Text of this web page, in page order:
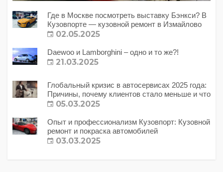
Где в Москве посмотреть выставку Бэнкси? В
Кузовпорте — кузовной ремонт в Измайлово
02.05.2025
Daewoo и Lamborghini – одно и то же?!
21.03.2025
Глобальный кризис в автосервисах 2025 года:
Причины, почему клиентов стало меньше и что
с этим делать?
05.03.2025
Опыт и профессионализм Кузовпорт: Кузовной
ремонт и покраска автомобилей
03.03.2025